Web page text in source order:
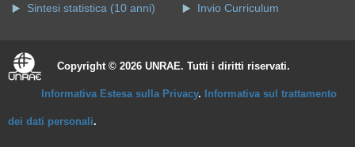
Sintesi statistica (10 anni)
Invio Curriculum
Copyright © 2026 UNRAE. Tutti i diritti riservati.
Informativa Estesa sulla Privacy. Informativa sul trattamento
dei dati personali.